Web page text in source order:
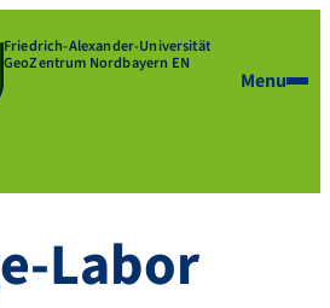
Friedrich-Alexander-Universität
GeoZentrum Nordbayern EN
Menu
Labor